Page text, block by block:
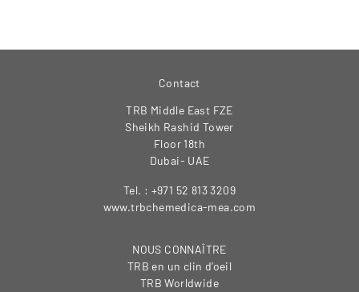
Contact
TRB Middle East FZE
Sheikh Rashid Tower
Floor 18th
Dubai- UAE
Tel. : +971 52 813 3209
www.trbchemedica-mea.com
NOUS CONNAÎTRE
TRB en un clin d’oeil
TRB Worldwide